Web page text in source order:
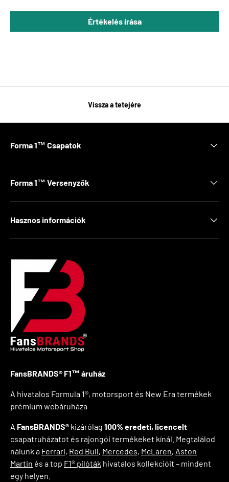
Értékelés írása
Vissza a tetejére
Forma 1™ Csapatok
Forma 1™ Versenyzők
Hasznos információk
FansBRANDS® F1™ áruház
A hivatalos Formula 1®, motorsport és New Era termékek
prémium webáruháza
A FansBRANDS® kizárólag 100% eredeti, licencelt
csapatruházatot és rajongói termékeket kínál. Megtalálod
nálunk a Ferrari, Red Bull, Mercedes, McLaren, Aston
Martin és a top F1® pilóták hivatalos kollekcióit – mindent
egy helyen.